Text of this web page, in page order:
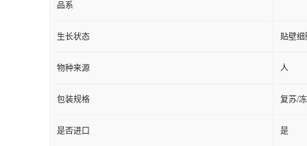
品系
生长状态 贴壁细
物种来源 人
包装规格 复苏/
是否进口 是